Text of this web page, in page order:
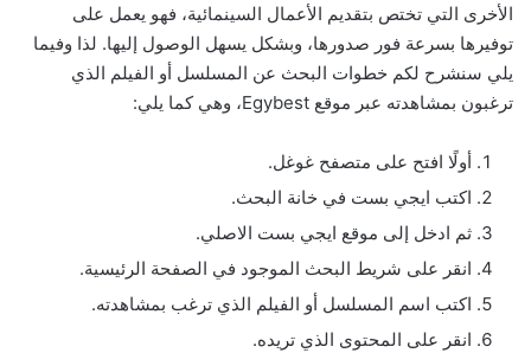
الأخرى التي تختص بتقديم الأعمال السينمائية، فهو يعمل على
توفيرها بسرعة فور صدورها، وبشكل يسهل الوصول إليها. لذا وفيما
يلي سنشرح لكم خطوات البحث عن المسلسل أو الفيلم الذي
ترغبون بمشاهدته عبر موقع Egybest، وهي كما يلي:
أولًا افتح على متصفح غوغل.
اكتب ايجي بست في خانة البحث.
ثم ادخل إلى موقع ايجي بست الاصلي.
انقر على شريط البحث الموجود في الصفحة الرئيسية.
اكتب اسم المسلسل أو الفيلم الذي ترغب بمشاهدته.
انقر على المحتوى الذي تريده.